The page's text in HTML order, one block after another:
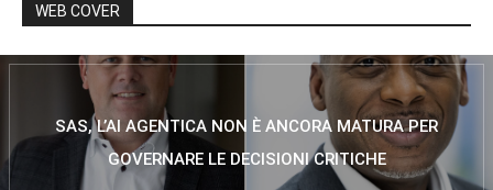
WEB COVER
SAS, L’AI AGENTICA NON È ANCORA MATURA PER
GOVERNARE LE DECISIONI CRITICHE